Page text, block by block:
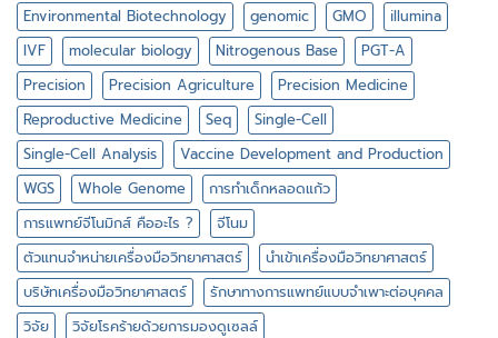
Environmental Biotechnology genomic GMO
illumina
IVF
molecular biology Nitrogenous Base
PGT-A
Precision
Precision Agriculture
Precision Medicine
Reproductive Medicine
Seq
Single-Cell
Single-Cell Analysis
Vaccine Development and Production
WGS
Whole Genome
การทำเด็กหลอดแก้ว
การแพทย์จีโนมิกส์ คืออะไร ?
จีโนม
ตัวแทนจำหน่ายเครื่องมือวิทยาศาสตร์
นำเข้าเครื่องมือวิทยาศาสตร์
บริษัทเครื่องมือวิทยาศาสตร์
รักษาทางการแพทย์แบบจำเพาะต่อบุคคล
วิจัย
วิจัยโรคร้ายด้วยการมองดูเซลล์